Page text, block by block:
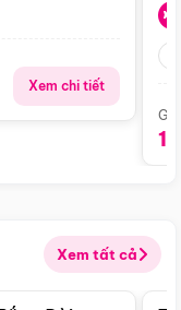
Xem chi tiết
Xem tất cả
Điểm nổi bật